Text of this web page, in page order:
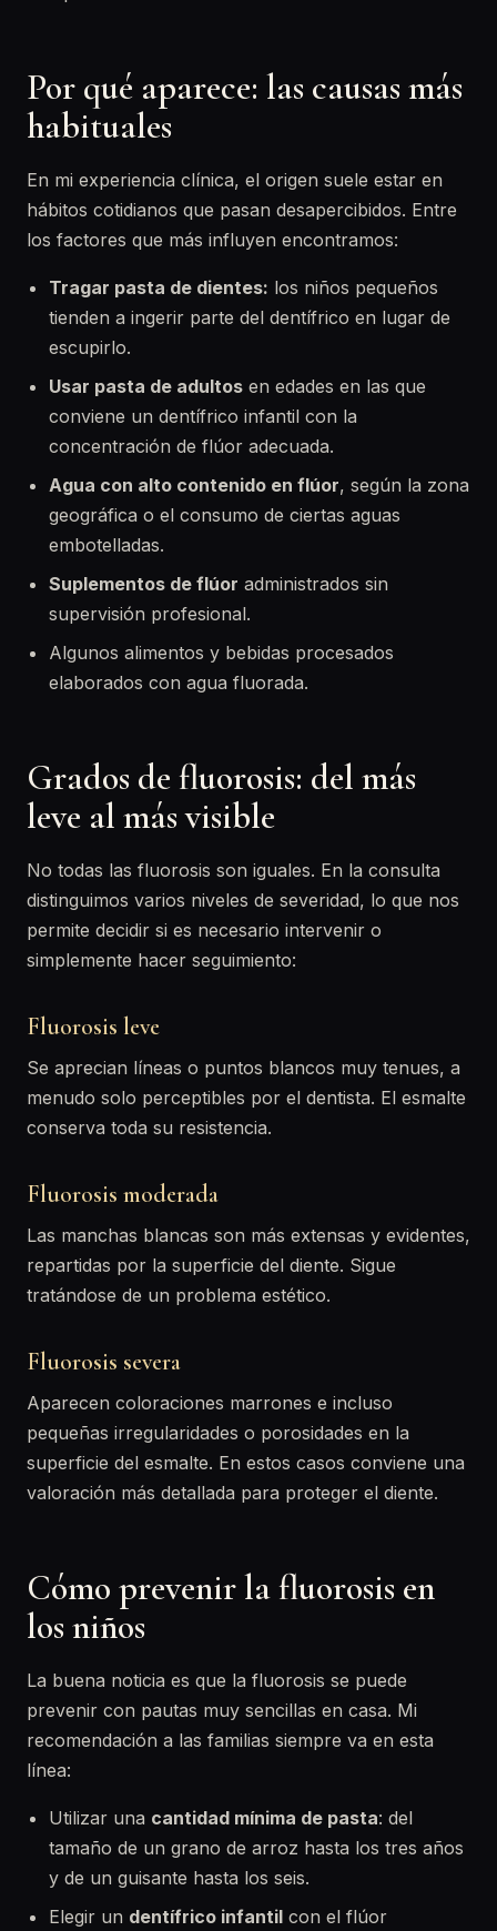
Por qué aparece: las causas más
habituales
En mi experiencia clínica, el origen suele estar en
hábitos cotidianos que pasan desapercibidos. Entre
los factores que más influyen encontramos:
Tragar pasta de dientes: los niños pequeños
tienden a ingerir parte del dentífrico en lugar de
escupirlo.
Usar pasta de adultos en edades en las que
conviene un dentífrico infantil con la
concentración de flúor adecuada.
Agua con alto contenido en flúor, según la zona
geográfica o el consumo de ciertas aguas
embotelladas.
Suplementos de flúor administrados sin
supervisión profesional.
Algunos alimentos y bebidas procesados
elaborados con agua fluorada.
Grados de fluorosis: del más
leve al más visible
No todas las fluorosis son iguales. En la consulta
distinguimos varios niveles de severidad, lo que nos
permite decidir si es necesario intervenir o
simplemente hacer seguimiento:
Fluorosis leve
Se aprecian líneas o puntos blancos muy tenues, a
menudo solo perceptibles por el dentista. El esmalte
conserva toda su resistencia.
Fluorosis moderada
Las manchas blancas son más extensas y evidentes,
repartidas por la superficie del diente. Sigue
tratándose de un problema estético.
Fluorosis severa
Aparecen coloraciones marrones e incluso
pequeñas irregularidades o porosidades en la
superficie del esmalte. En estos casos conviene una
valoración más detallada para proteger el diente.
Cómo prevenir la fluorosis en
los niños
La buena noticia es que la fluorosis se puede
prevenir con pautas muy sencillas en casa. Mi
recomendación a las familias siempre va en esta
línea:
Utilizar una cantidad mínima de pasta: del
tamaño de un grano de arroz hasta los tres años
y de un guisante hasta los seis.
Elegir un dentífrico infantil con el flúor